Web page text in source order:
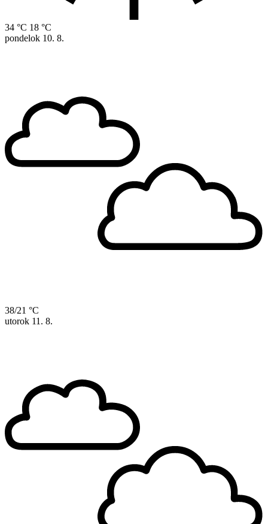
34 °C 18 °C
pondelok 10. 8.
38/21 °C
utorok 11. 8.